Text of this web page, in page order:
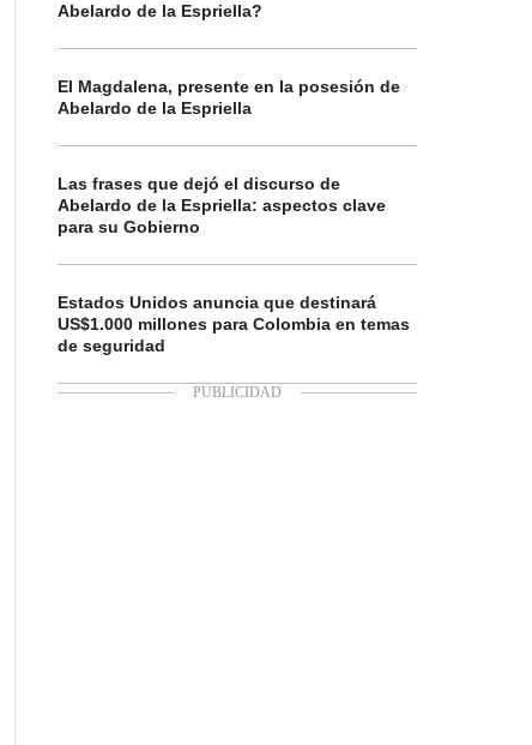
Abelardo de la Espriella?
El Magdalena, presente en la posesión de
Abelardo de la Espriella
Las frases que dejó el discurso de
Abelardo de la Espriella: aspectos clave
para su Gobierno
Estados Unidos anuncia que destinará
US$1.000 millones para Colombia en temas
de seguridad